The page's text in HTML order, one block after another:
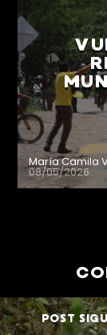
María Camila
08/05/2026
POST